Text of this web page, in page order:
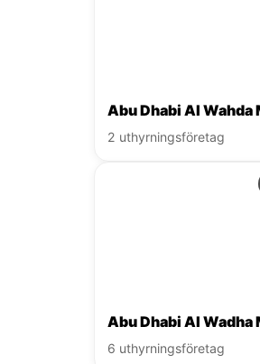
Abu Dhabi Al Wahda
2 uthyrningsföretag
Abu Dhabi Al Wadha
6 uthyrningsföretag